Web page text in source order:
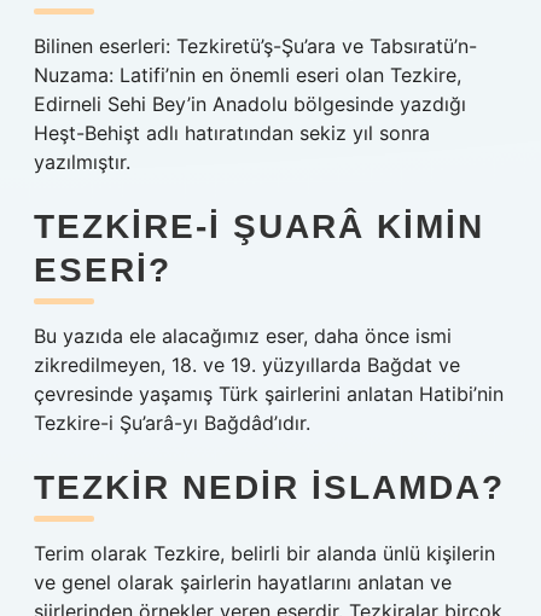
Bilinen eserleri: Tezkiretü’ş-Şu’ara ve Tabsıratü’n-
Nuzama: Latifi’nin en önemli eseri olan Tezkire,
Edirneli Sehi Bey’in Anadolu bölgesinde yazdığı
Heşt-Behişt adlı hatıratından sekiz yıl sonra
yazılmıştır.
TEZKIRE-I ŞUARÂ KIMIN
ESERI?
Bu yazıda ele alacağımız eser, daha önce ismi
zikredilmeyen, 18. ve 19. yüzyıllarda Bağdat ve
çevresinde yaşamış Türk şairlerini anlatan Hatibi’nin
Tezkire-i Şu’arâ-yı Bağdâd’ıdır.
TEZKIR NEDIR ISLAMDA?
Terim olarak Tezkire, belirli bir alanda ünlü kişilerin
ve genel olarak şairlerin hayatlarını anlatan ve
şiirlerinden örnekler veren eserdir. Tezkiralar birçok